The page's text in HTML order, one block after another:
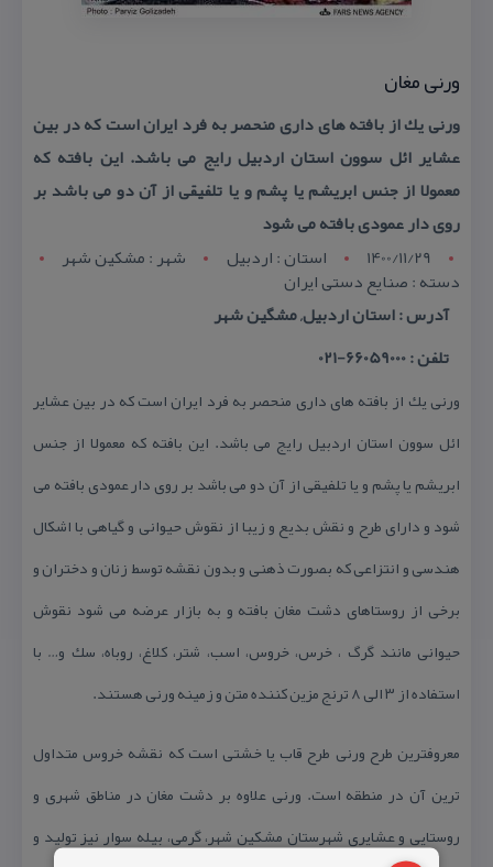
ورنی مغان
ورنی یك از بافته های داری منحصر به فرد ایران است كه در بین
عشایر ائل سوون استان اردبیل رایج می باشد. این بافته كه
معمولا از جنس ابریشم یا پشم و یا تلفیقی از آن دو می باشد بر
روی دار عمودی بافته می شود
1400/11/29
استان : اردبيل شهر : مشکين شهر
دسته : صنایع دستی ایران
آدرس : استان اردبیل, مشگین شهر
تلفن : 66059000-021
ورنی یك از بافته های داری منحصر به فرد ایران است كه در بین عشایر
ائل سوون استان اردبیل رایج می باشد. این بافته كه معمولا از جنس
ابریشم یا پشم و یا تلفیقی از آن دو می باشد بر روی دار عمودی بافته می
شود و دارای طرح و نقش بدیع و زیبا از نقوش حیوانی و گیاهی با اشكال
هندسی و انتزاعی كه بصورت ذهنی و بدون نقشه توسط زنان و دختران و
برخی از روستاهای دشت مغان بافته و به بازار عرضه می شود نقوش
حیوانی مانند گرگ ، خرس، خروس، اسب، شتر، كلاغ، روباه، سك و… با
استفاده از ۳ الی ۸ ترنج مزین كننده متن و زمینه ورنی هستند.
معروفترین طرح ورنی طرح قاب یا خشتی است كه نقشه خروس متداول
ترین آن در منطقه است. ورنی علاوه بر دشت مغان در مناطق شهری و
روستایی و عشایری شهرستان مشكین شهر، گرمی، بیله سوار نیز تولید و